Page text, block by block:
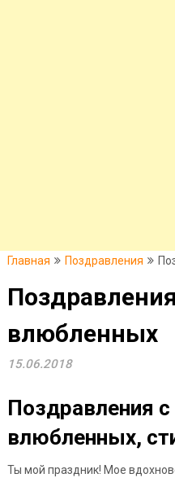
Главная Поздравления
влюбленных
15.06.2018
Поздравления
влюбленных,
Ты мой праздник! Мое